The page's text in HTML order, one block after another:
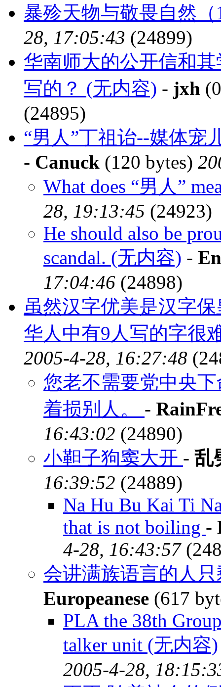
暴殄天物与敬畏自然
28, 17:05:43 (24899)
华南师大的公开信和
写的？ (无内容) - jxh
(24895)
“男人”丁祖诒--媒体宠
- Canuck (120 bytes)
What does “男人”
28, 19:13:45 (24923)
He should also be
scandal. (无内容) -
17:04:46 (24898)
虽然汉字优美是汉字
华人中有9人写的字很
2005-4-28, 16:27:48
您老不需要党中央
着损别人。 -
16:43:02 (24890)
小靼子狗窦大开 - 乱
16:39:52 (24889)
Na Hu Bu Kai Ti
that is not boiling -
4-28, 16:43:57
会讲满族语言的人
Europeanese (617
PLA the 38th
talker unit (无内容)
2005-4-28,